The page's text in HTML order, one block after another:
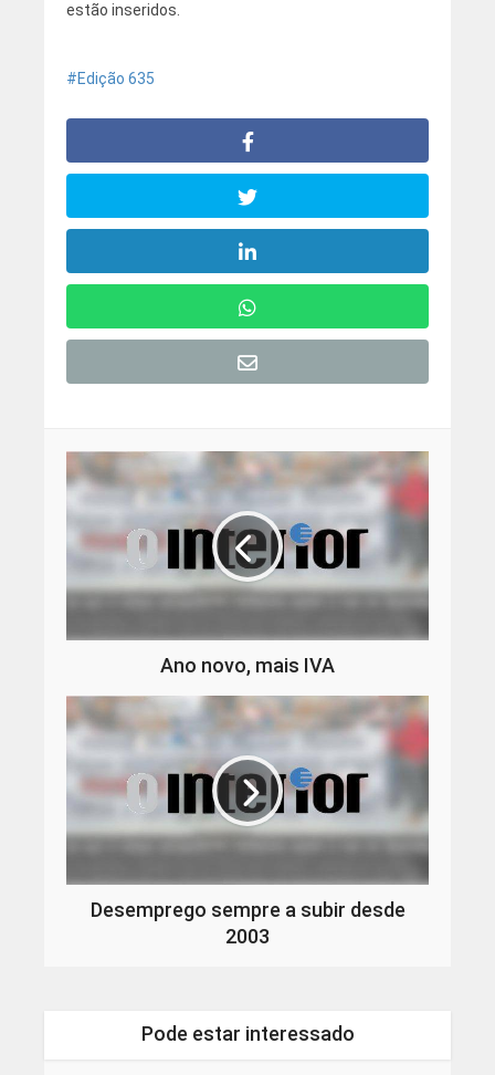
estão inseridos.
Edição 635
Ano novo, mais IVA
Desemprego sempre a subir desde
2003
Pode estar interessado